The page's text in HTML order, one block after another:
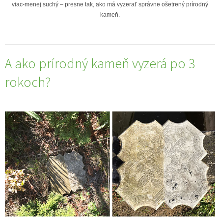
viac-menej suchý – presne tak, ako má vyzerať správne ošetrený prírodný
kameň.
A ako prírodný kameň vyzerá po 3
rokoch?